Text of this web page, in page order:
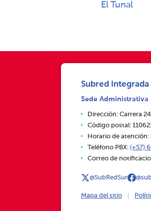
El Tunal
Subred Integrada
Sede Administrativa
Dirección: Carrera
Código postal:
Horario de atención:
Teléfono PBX: (+57)
Correo de
@SubRedSur
Mapa del sitio